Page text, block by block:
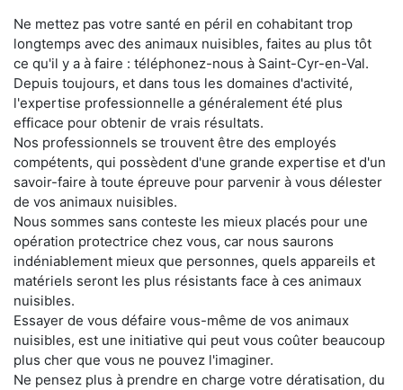
Ne mettez pas votre santé en péril en cohabitant trop
longtemps avec des animaux nuisibles, faites au plus tôt
ce qu'il y a à faire : téléphonez-nous à Saint-Cyr-en-Val.
Depuis toujours, et dans tous les domaines d'activité,
l'expertise professionnelle a généralement été plus
efficace pour obtenir de vrais résultats.
Nos professionnels se trouvent être des employés
compétents, qui possèdent d'une grande expertise et d'un
savoir-faire à toute épreuve pour parvenir à vous délester
de vos animaux nuisibles.
Nous sommes sans conteste les mieux placés pour une
opération protectrice chez vous, car nous saurons
indéniablement mieux que personnes, quels appareils et
matériels seront les plus résistants face à ces animaux
nuisibles.
Essayer de vous défaire vous-même de vos animaux
nuisibles, est une initiative qui peut vous coûter beaucoup
plus cher que vous ne pouvez l'imaginer.
Ne pensez plus à prendre en charge votre dératisation, du